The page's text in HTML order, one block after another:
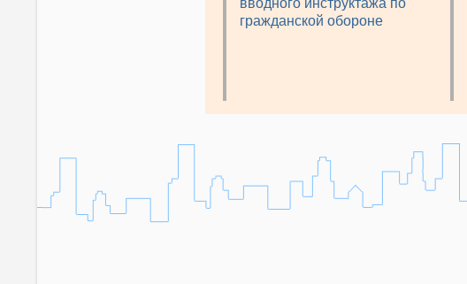
вводного инструктажа по
гражданской обороне